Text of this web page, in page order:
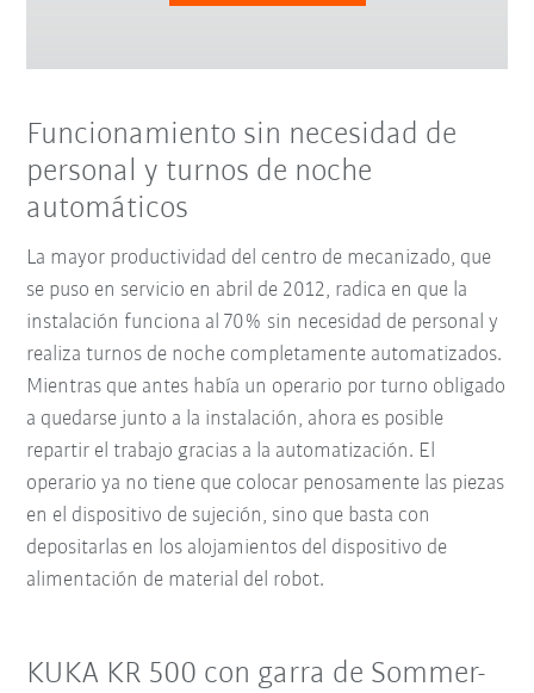
Funcionamiento sin necesidad de
personal y turnos de noche
automáticos
La mayor productividad del centro de mecanizado, que
se puso en servicio en abril de 2012, radica en que la
instalación funciona al 70% sin necesidad de personal y
realiza turnos de noche completamente automatizados.
Mientras que antes había un operario por turno obligado
a quedarse junto a la instalación, ahora es posible
repartir el trabajo gracias a la automatización. El
operario ya no tiene que colocar penosamente las piezas
en el dispositivo de sujeción, sino que basta con
depositarlas en los alojamientos del dispositivo de
alimentación de material del robot.
KUKA KR 500 con garra de Sommer-